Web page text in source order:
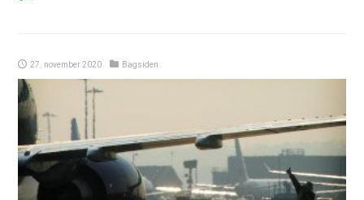
27. november 2020 Bagsiden